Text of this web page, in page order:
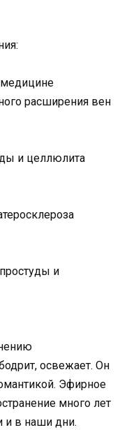
медицине
расширения вен
и целлюлита
и
освежает. Он
Эфирное
много лет
и в наши дни.